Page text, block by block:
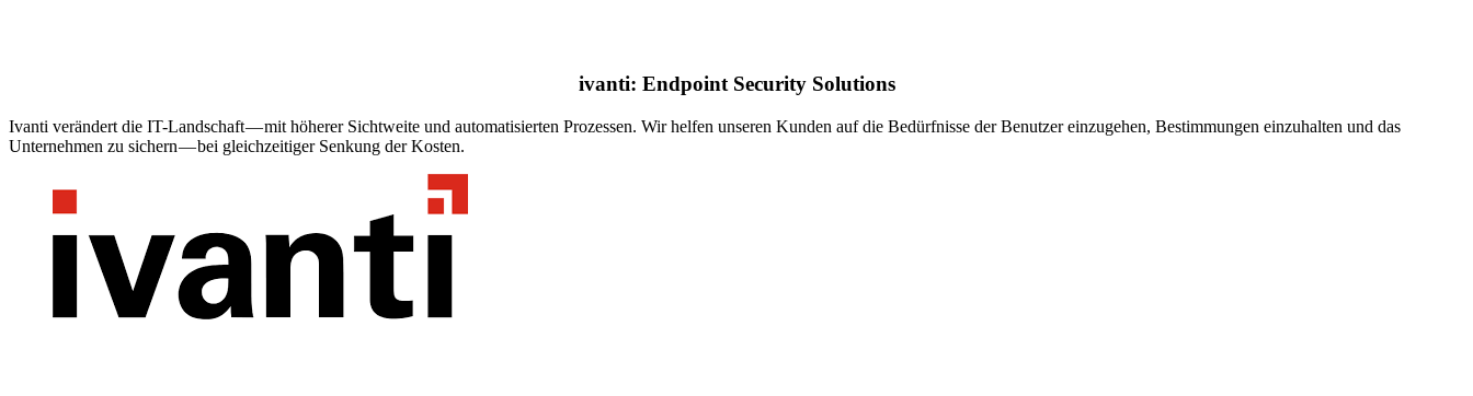
ivanti: Endpoint Security Solutions
Ivanti verändert die IT-Landschaft — mit höherer Sichtweite und automatisierten Prozessen. Wir helfen unseren Kunden auf die Bedürfnisse der Benutzer einzugehen, Bestimmungen einzuhalten und das
Unternehmen zu sichern — bei gleichzeitiger Senkung der Kosten.